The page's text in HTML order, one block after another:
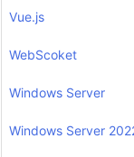
Vue.js
WebScoket
Windows Server
Windows Server